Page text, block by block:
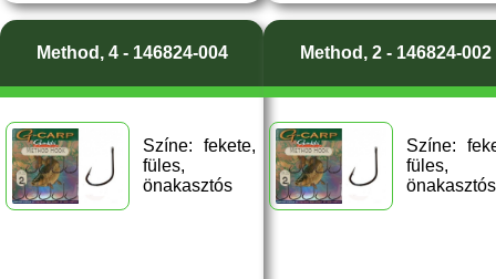
Method, 4 - 146824-004
Színe: fekete,
füles,
önakasztós
Method, 2 - 146824-002
Színe:
füles,
önakasztós